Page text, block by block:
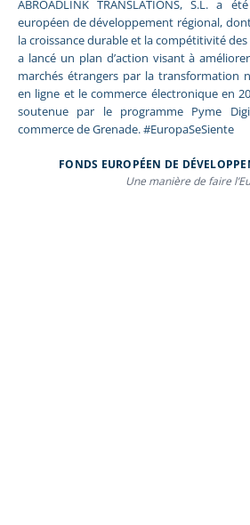
ABROADLINK TRANSLATIONS, S.L. a
européen de développement régional,
la croissance durable et la compétitivité des
a lancé un plan d’action visant à
marchés étrangers par la transformation
en ligne et le commerce électronique en
soutenue par le programme Pyme
commerce de Grenade. #EuropaSeSiente
FONDS EUROPÉEN DE
Une manière de faire